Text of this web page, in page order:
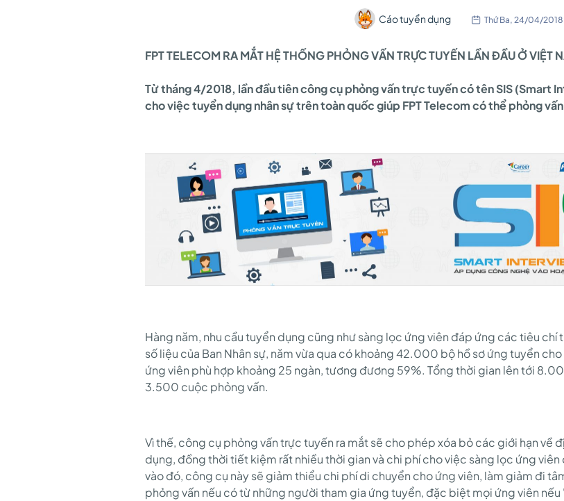
Cáo tuyển dụng Thứ Ba, 24/04/2018
FPT TELECOM RA MẮT HỆ THỐNG PHỎNG VẤN TRỰC TUYẾN LẦN ĐẦU Ở VIỆT
Từ tháng 4/2018, lần đầu tiên công cụ phỏng vấn trực tuyến có tên SIS (Smart
cho việc tuyển dụng nhân sự trên toàn quốc giúp FPT Telecom có thể phỏng
Hàng năm, nhu cầu tuyển dụng cũng như sàng lọc ứng viên đáp ứng các tiêu chí
số liệu của Ban Nhân sự, năm vừa qua có khoảng 42.000 bộ hồ sơ ứng tuyển
ứng viên phù hợp khoảng 25 ngàn, tương đương 59%. Tổng thời gian lên tới
3.500 cuộc phỏng vấn.
Vì thế, công cụ phỏng vấn trực tuyến ra mắt sẽ cho phép xóa bỏ các giới hạn về
dụng, đồng thời tiết kiệm rất nhiều thời gian và chi phí cho việc sàng lọc ứng
vào đó, công cụ này sẽ giảm thiểu chi phí di chuyển cho ứng viên, làm giảm đi
phỏng vấn nếu có từ những người tham gia ứng tuyển, đặc biệt mọi ứng viên